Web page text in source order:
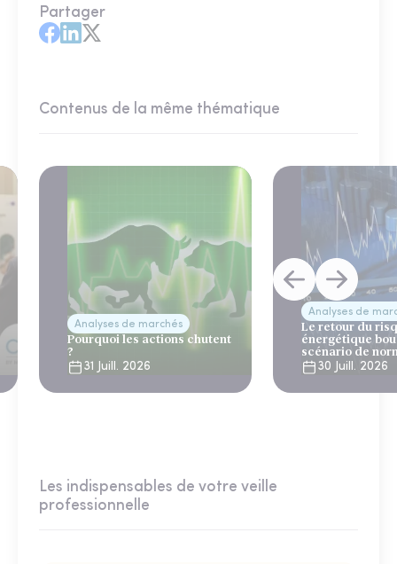
Partager
Contenus de la même thématique
Analyses de marchés
Pourquoi les actions chutent
?
31 Juill. 2026
Analyses de
Le retour du
énergétique
scénario de
30 Juill. 2026
Les indispensables de votre veille
professionnelle